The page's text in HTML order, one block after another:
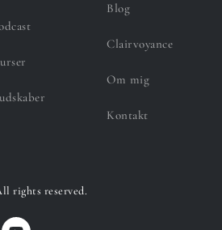
Blog
Clairvoyance
Om mig
Kontakt
rights reserved.
Y